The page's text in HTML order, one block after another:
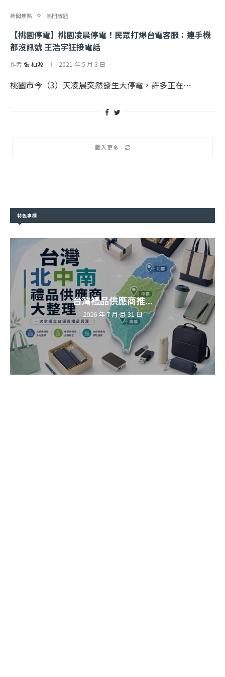
新聞焦點 熱門議題
【桃園停電】桃園凌晨停電！民眾打爆台電客服：連手機
都沒訊號 王浩宇狂接電話
作者張 柏源 2021 年 5 月 3 日
桃園市今（3）天凌晨突然發生大停電，許多正在…
載入更多
特色專欄
台灣禮品供應商推...
2026 年 7 月 月 31 日